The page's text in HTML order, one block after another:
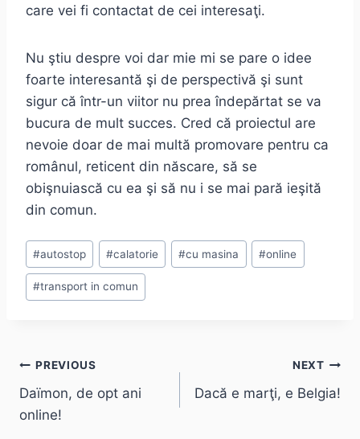
care vei fi contactat de cei interesaţi.
Nu ştiu despre voi dar mie mi se pare o idee
foarte interesantă şi de perspectivă şi sunt
sigur că într-un viitor nu prea îndepărtat se va
bucura de mult succes. Cred că proiectul are
nevoie doar de mai multă promovare pentru ca
românul, reticent din născare, să se
obişnuiască cu ea şi să nu i se mai pară ieşită
din comun.
Post
Tags:
#autostop #calatorie #cu masina #online
#transport in comun
Post
navigation
PREVIOUS
Daïmon, de opt ani
online!
NEXT
Dacă e marţi, e Belgia!